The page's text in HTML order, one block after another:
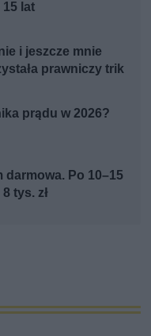
lat
i jeszcze mnie
prawniczy trik
prądu w 2026?
darmowa. Po 10–15
tys. zł